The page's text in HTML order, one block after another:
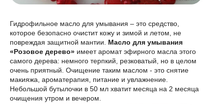
Гидрофильное масло для умывания – это средство,
которое безопасно очистит кожу и зимой и летом, не
повреждая защитной мантии. Масло для умывания
«Розовое дерево» имеет аромат эфирного масла этого
самого дерева: немного терпкий, резковатый, но в целом
очень приятный. Очищение таким маслом - это снятие
макияжа, ароматерапия, питание и увлажнение.
Небольшой бутылочки в 50 мл хватит месяца на 2 месяца
очищения утром и вечером.